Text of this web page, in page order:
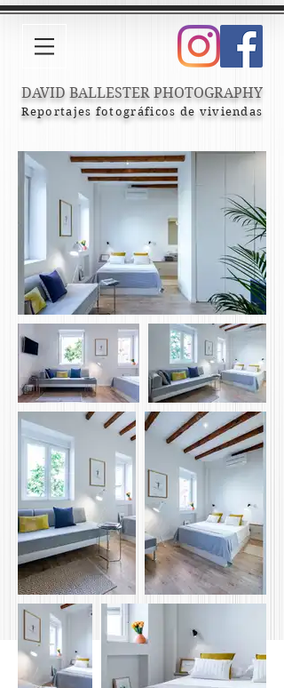
Reportajes fotográficos de viviendas
DAVID BALLESTER PHOTOGRAPHY